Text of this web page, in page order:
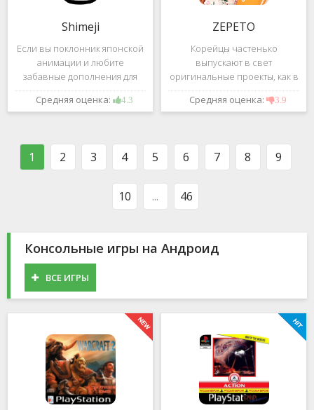
Shimeji
Если вы поклонник японской
анимации и любите
забавные дополнения для
своего смартфона, обратите
внимание на Shimeji -
устройства милыми
персонажами в
Средняя оценка: 4.3
ZEPETO
Корейцы частенько
выпускают в свет
оригинальные проекты, как в
сфере игр, так и приложений.
Так, ZEPETO стремительно
Южной Кореи, не смотря на
Средняя оценка: 3.9
1 2 3 4 5 6 7 8 9
10 ... 46
Консольные игры на Андроид
ВСЕ ИГРЫ